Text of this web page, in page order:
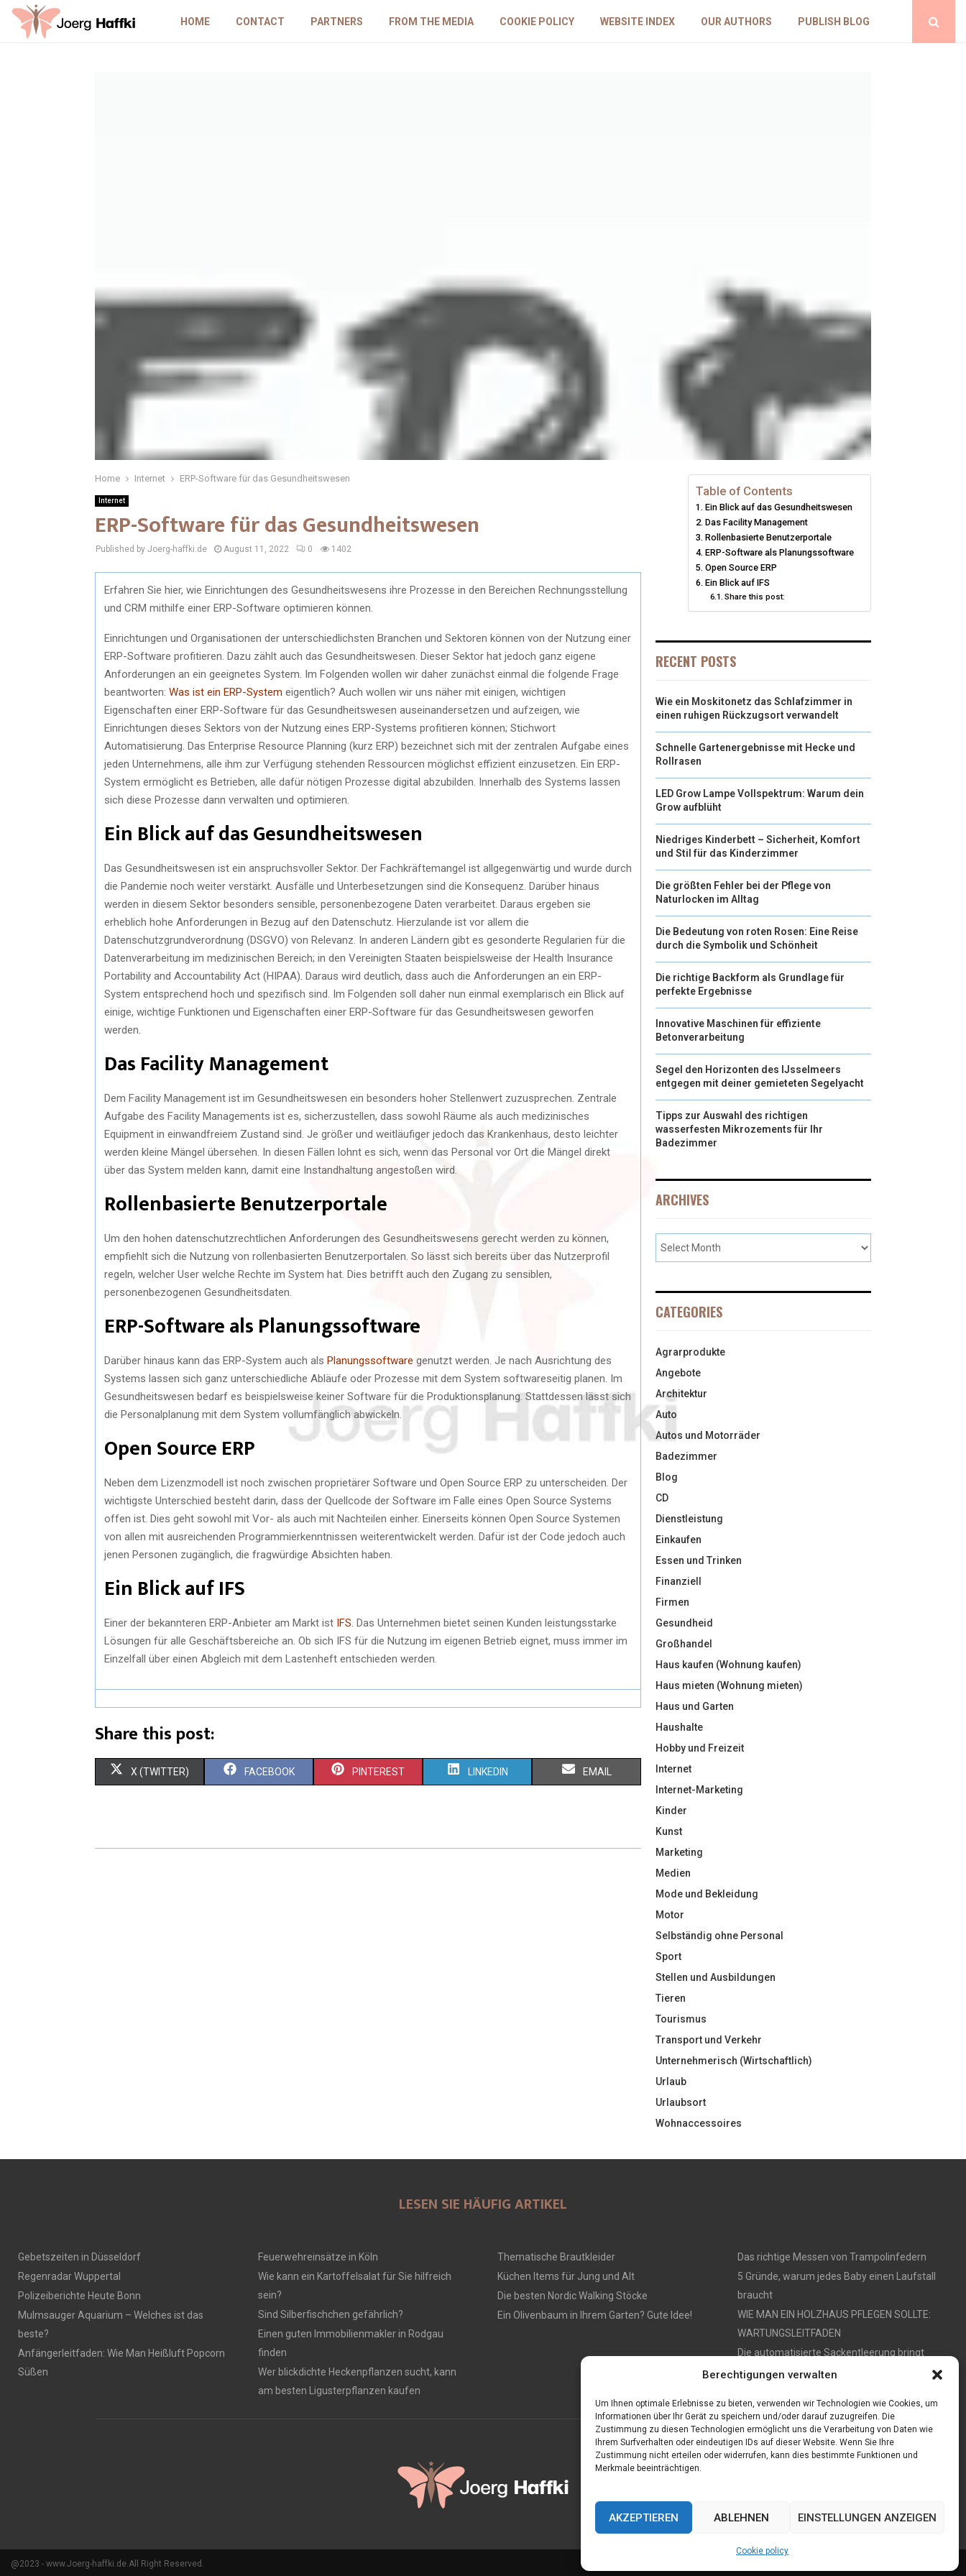
Berechtigungen verwalten
Um Ihnen optimale Erlebnisse zu bieten, verwenden wir Technologien wie Cookies, um
Informationen über Ihr Gerät zu speichern und/oder darauf zuzugreifen. Die
Zustimmung zu diesen Technologien ermöglicht uns die Verarbeitung von Daten wie
Ihrem Surfverhalten oder eindeutigen IDs auf dieser Website. Wenn Sie Ihre
Zustimmung nicht erteilen oder widerrufen, kann dies bestimmte Funktionen und
Merkmale beeinträchtigen.
AKZEPTIEREN ABLEHNEN EINSTELLUNGEN ANZEIGEN
Cookie policy
HOME CONTACT PARTNERS FROM THE MEDIA COOKIE POLICY WEBSITE INDEX OUR AUTHORS PUBLISH BLOG
Home Internet ERP-Software für das Gesundheitswesen
Internet
ERP-Software für das Gesundheitswesen
Published by Joerg-haffki.de August 11, 2022 0 1402
Erfahren Sie hier, wie Einrichtungen des Gesundheitswesens ihre Prozesse in den Bereichen Rechnungsstellung
und CRM mithilfe einer ERP-Software optimieren können.
Einrichtungen und Organisationen der unterschiedlichsten Branchen und Sektoren können von der Nutzung einer
ERP-Software profitieren. Dazu zählt auch das Gesundheitswesen. Dieser Sektor hat jedoch ganz eigene
Anforderungen an ein geeignetes System. Im Folgenden wollen wir daher zunächst einmal die folgende Frage
beantworten: Was ist ein ERP-System eigentlich? Auch wollen wir uns näher mit einigen, wichtigen
Eigenschaften einer ERP-Software für das Gesundheitswesen auseinandersetzen und aufzeigen, wie
Einrichtungen dieses Sektors von der Nutzung eines ERP-Systems profitieren können; Stichwort
Automatisierung. Das Enterprise Resource Planning (kurz ERP) bezeichnet sich mit der zentralen Aufgabe eines
jeden Unternehmens, alle ihm zur Verfügung stehenden Ressourcen möglichst effizient einzusetzen. Ein ERP-
System ermöglicht es Betrieben, alle dafür nötigen Prozesse digital abzubilden. Innerhalb des Systems lassen
sich diese Prozesse dann verwalten und optimieren.
Ein Blick auf das Gesundheitswesen
Das Gesundheitswesen ist ein anspruchsvoller Sektor. Der Fachkräftemangel ist allgegenwärtig und wurde durch
die Pandemie noch weiter verstärkt. Ausfälle und Unterbesetzungen sind die Konsequenz. Darüber hinaus
werden in diesem Sektor besonders sensible, personenbezogene Daten verarbeitet. Daraus ergeben sie
erheblich hohe Anforderungen in Bezug auf den Datenschutz. Hierzulande ist vor allem die
Datenschutzgrundverordnung (DSGVO) von Relevanz. In anderen Ländern gibt es gesonderte Regularien für die
Datenverarbeitung im medizinischen Bereich; in den Vereinigten Staaten beispielsweise der Health Insurance
Portability and Accountability Act (HIPAA). Daraus wird deutlich, dass auch die Anforderungen an ein ERP-
System entsprechend hoch und spezifisch sind. Im Folgenden soll daher nun einmal exemplarisch ein Blick auf
einige, wichtige Funktionen und Eigenschaften einer ERP-Software für das Gesundheitswesen geworfen
werden.
Das Facility Management
Dem Facility Management ist im Gesundheitswesen ein besonders hoher Stellenwert zuzusprechen. Zentrale
Aufgabe des Facility Managements ist es, sicherzustellen, dass sowohl Räume als auch medizinisches
Equipment in einwandfreiem Zustand sind. Je größer und weitläufiger jedoch das Krankenhaus, desto leichter
werden kleine Mängel übersehen. In diesen Fällen lohnt es sich, wenn das Personal vor Ort die Mängel direkt
über das System melden kann, damit eine Instandhaltung angestoßen wird.
Rollenbasierte Benutzerportale
Um den hohen datenschutzrechtlichen Anforderungen des Gesundheitswesens gerecht werden zu können,
empfiehlt sich die Nutzung von rollenbasierten Benutzerportalen. So lässt sich bereits über das Nutzerprofil
regeln, welcher User welche Rechte im System hat. Dies betrifft auch den Zugang zu sensiblen,
personenbezogenen Gesundheitsdaten.
ERP-Software als Planungssoftware
Darüber hinaus kann das ERP-System auch als Planungssoftware genutzt werden. Je nach Ausrichtung des
Systems lassen sich ganz unterschiedliche Abläufe oder Prozesse mit dem System softwareseitig planen. Im
Gesundheitswesen bedarf es beispielsweise keiner Software für die Produktionsplanung. Stattdessen lässt sich
die Personalplanung mit dem System vollumfänglich abwickeln.
Open Source ERP
Neben dem Lizenzmodell ist noch zwischen proprietärer Software und Open Source ERP zu unterscheiden. Der
wichtigste Unterschied besteht darin, dass der Quellcode der Software im Falle eines Open Source Systems
offen ist. Dies geht sowohl mit Vor- als auch mit Nachteilen einher. Einerseits können Open Source Systemen
von allen mit ausreichenden Programmierkenntnissen weiterentwickelt werden. Dafür ist der Code jedoch auch
jenen Personen zugänglich, die fragwürdige Absichten haben.
Ein Blick auf IFS
Einer der bekannteren ERP-Anbieter am Markt ist IFS . Das Unternehmen bietet seinen Kunden leistungsstarke
Lösungen für alle Geschäftsbereiche an. Ob sich IFS für die Nutzung im eigenen Betrieb eignet, muss immer im
Einzelfall über einen Abgleich mit dem Lastenheft entschieden werden.
Share this post:
X (TWITTER) FACEBOOK PINTEREST LINKEDIN EMAIL
Table of Contents
Ein Blick auf das Gesundheitswesen
Das Facility Management
Rollenbasierte Benutzerportale
ERP-Software als Planungssoftware
Open Source ERP
Ein Blick auf IFS
Share this post:
RECENT POSTS
Wie ein Moskitonetz das Schlafzimmer in
einen ruhigen Rückzugsort verwandelt
Schnelle Gartenergebnisse mit Hecke und
Rollrasen
LED Grow Lampe Vollspektrum: Warum dein
Grow aufblüht
Niedriges Kinderbett – Sicherheit, Komfort
und Stil für das Kinderzimmer
Die größten Fehler bei der Pflege von
Naturlocken im Alltag
Die Bedeutung von roten Rosen: Eine Reise
durch die Symbolik und Schönheit
Die richtige Backform als Grundlage für
perfekte Ergebnisse
Innovative Maschinen für effiziente
Betonverarbeitung
Segel den Horizonten des IJsselmeers
entgegen mit deiner gemieteten Segelyacht
Tipps zur Auswahl des richtigen
wasserfesten Mikrozements für Ihr
Badezimmer
ARCHIVES
CATEGORIES
Agrarprodukte
Angebote
Architektur
Auto
Autos und Motorräder
Badezimmer
Blog
CD
Dienstleistung
Einkaufen
Essen und Trinken
Finanziell
Firmen
Gesundheid
Großhandel
Haus kaufen (Wohnung kaufen)
Haus mieten (Wohnung mieten)
Haus und Garten
Haushalte
Hobby und Freizeit
Internet
Internet-Marketing
Kinder
Kunst
Marketing
Medien
Mode und Bekleidung
Motor
Selbständig ohne Personal
Sport
Stellen und Ausbildungen
Tieren
Tourismus
Transport und Verkehr
Unternehmerisch (Wirtschaftlich)
Urlaub
Urlaubsort
Wohnaccessoires
LESEN SIE HÄUFIG ARTIKEL
Gebetszeiten in Düsseldorf
Regenradar Wuppertal
Polizeiberichte Heute Bonn
Mulmsauger Aquarium – Welches ist das
beste?
Anfängerleitfaden: Wie Man Heißluft Popcorn
Süßen
Feuerwehreinsätze in Köln
Wie kann ein Kartoffelsalat für Sie hilfreich
sein?
Sind Silberfischchen gefährlich?
Einen guten Immobilienmakler in Rodgau
finden
Wer blickdichte Heckenpflanzen sucht, kann
am besten Ligusterpflanzen kaufen
Thematische Brautkleider
Küchen Items für Jung und Alt
Die besten Nordic Walking Stöcke
Ein Olivenbaum in Ihrem Garten? Gute Idee!
Das richtige Messen von Trampolinfedern
5 Gründe, warum jedes Baby einen Laufstall
braucht
WIE MAN EIN HOLZHAUS PFLEGEN SOLLTE:
WARTUNGSLEITFADEN
Die automatisierte Sackentleerung bringt
zahlreiche Vorteile mit sich
@2023 - www.Joerg-haffki.de.All Right Reserved.